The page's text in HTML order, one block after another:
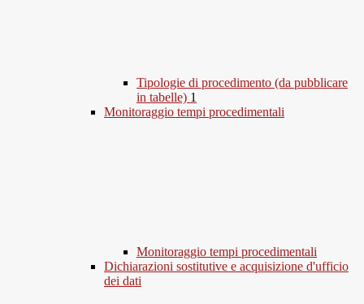
Tipologie di procedimento (da pubblicare
in tabelle) 1
Monitoraggio tempi procedimentali
Monitoraggio tempi procedimentali
Dichiarazioni sostitutive e acquisizione d'ufficio
dei dati